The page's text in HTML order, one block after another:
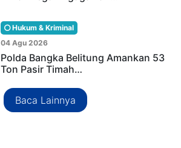
Hukum & Kriminal
04 Agu 2026
Polda Bangka Belitung Amankan 53
Ton Pasir Timah…
Baca Lainnya